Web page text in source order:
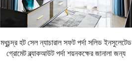
মধুচন্দ্র হট সেল ন্যাচারাল সফট পর্দা সলিড ইনসুলেটেড
গ্রোমেট ব্ল্যাকআউট পর্দা শয়নকক্ষের জানালা জন্য